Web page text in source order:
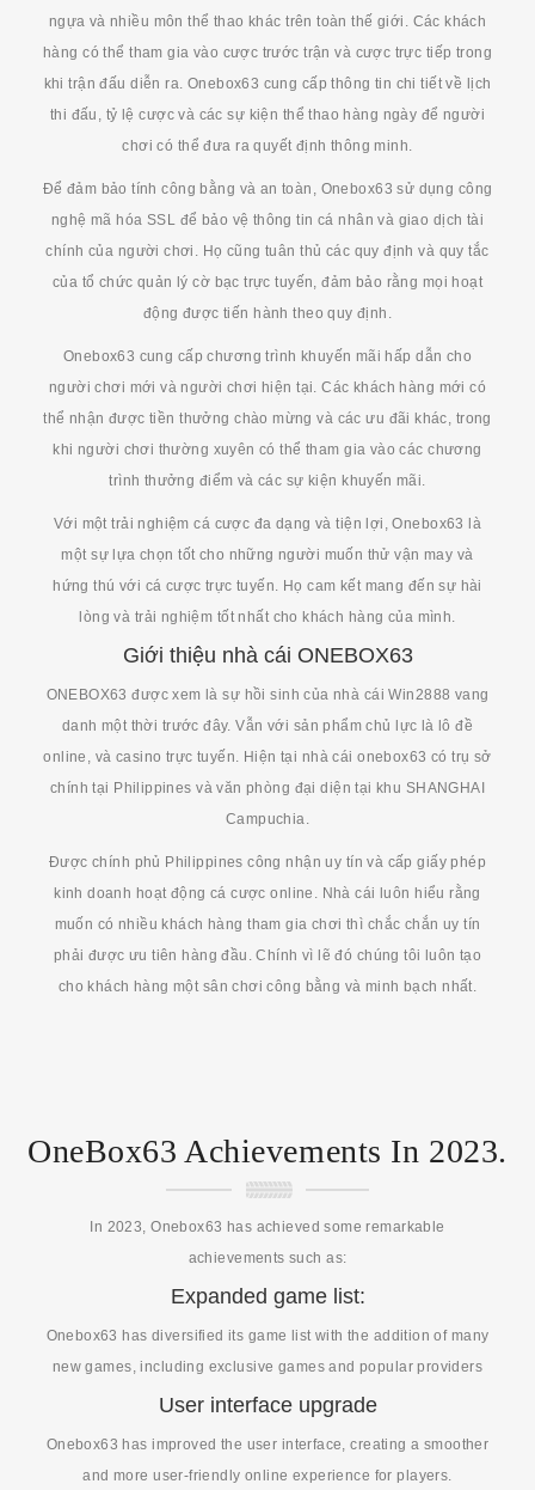
ngựa và nhiều môn thể thao khác trên toàn thế giới. Các khách
hàng có thể tham gia vào cược trước trận và cược trực tiếp trong
khi trận đấu diễn ra. Onebox63 cung cấp thông tin chi tiết về lịch
thi đấu, tỷ lệ cược và các sự kiện thể thao hàng ngày để người
chơi có thể đưa ra quyết định thông minh.
Để đảm bảo tính công bằng và an toàn, Onebox63 sử dụng công
nghệ mã hóa SSL để bảo vệ thông tin cá nhân và giao dịch tài
chính của người chơi. Họ cũng tuân thủ các quy định và quy tắc
của tổ chức quản lý cờ bạc trực tuyến, đảm bảo rằng mọi hoạt
động được tiến hành theo quy định.
Onebox63 cung cấp chương trình khuyến mãi hấp dẫn cho
người chơi mới và người chơi hiện tại. Các khách hàng mới có
thể nhận được tiền thưởng chào mừng và các ưu đãi khác, trong
khi người chơi thường xuyên có thể tham gia vào các chương
trình thưởng điểm và các sự kiện khuyến mãi.
Với một trải nghiệm cá cược đa dạng và tiện lợi, Onebox63 là
một sự lựa chọn tốt cho những người muốn thử vận may và
hứng thú với cá cược trực tuyến. Họ cam kết mang đến sự hài
lòng và trải nghiệm tốt nhất cho khách hàng của mình.
Giới thiệu nhà cái ONEBOX63
ONEBOX63 được xem là sự hồi sinh của nhà cái Win2888 vang
danh một thời trước đây. Vẫn với sản phẩm chủ lực là lô đề
online, và casino trực tuyến. Hiện tại nhà cái onebox63 có trụ sở
chính tại Philippines và văn phòng đại diện tại khu SHANGHAI
Campuchia.
Được chính phủ Philippines công nhận uy tín và cấp giấy phép
kinh doanh hoạt động cá cược online. Nhà cái luôn hiểu rằng
muốn có nhiều khách hàng tham gia chơi thì chắc chắn uy tín
phải được ưu tiên hàng đầu. Chính vì lẽ đó chúng tôi luôn tạo
cho khách hàng một sân chơi công bằng và minh bạch nhất.
OneBox63 Achievements In 2023.
In 2023, Onebox63 has achieved some remarkable
achievements such as:
Expanded game list:
Onebox63 has diversified its game list with the addition of many
new games, including exclusive games and popular providers
User interface upgrade
Onebox63 has improved the user interface, creating a smoother
and more user-friendly online experience for players.